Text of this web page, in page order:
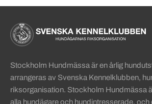
Sidinformation
Köpa hund startsida
Stockholm Hundmässa är en årlig
arrangeras av Svenska Kennelklubben,
riksorganisation. Stockholm Hundmässa
alla hundägare och hundintresserade, och